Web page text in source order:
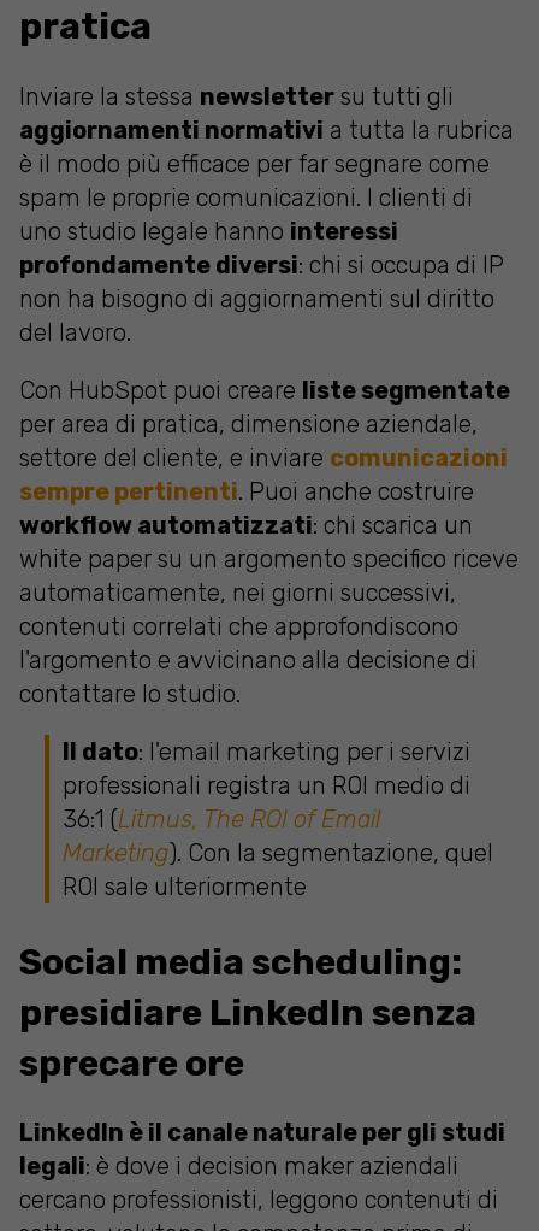
pratica
Inviare la stessa newsletter su tutti gli
aggiornamenti normativi a tutta la rubrica
è il modo più efficace per far segnare come
spam le proprie comunicazioni. I clienti di
uno studio legale hanno interessi
profondamente diversi: chi si occupa di IP
non ha bisogno di aggiornamenti sul diritto
del lavoro.
Con HubSpot puoi creare liste segmentate
per area di pratica, dimensione aziendale,
settore del cliente, e inviare comunicazioni
sempre pertinenti. Puoi anche costruire
workflow automatizzati: chi scarica un
white paper su un argomento specifico riceve
automaticamente, nei giorni successivi,
contenuti correlati che approfondiscono
l'argomento e avvicinano alla decisione di
contattare lo studio.
Il dato: l'email marketing per i servizi
professionali registra un ROI medio di
36:1 (Litmus, The ROI of Email
Marketing). Con la segmentazione, quel
ROI sale ulteriormente
Social media scheduling:
presidiare LinkedIn senza
sprecare ore
LinkedIn è il canale naturale per gli studi
legali: è dove i decision maker aziendali
cercano professionisti, leggono contenuti di